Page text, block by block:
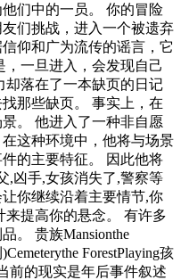
们中的一员。 你的冒险
们挑战，进入一个被遗弃
仰和广为流传的谣言，它
一旦进入，会发现自己
却落在了一本缺页的日记
那些缺页。 事实上，在
。 他进入了一种非自愿
这种环境中，他将与场景
的主要特征。 因此他将
,凶手,女孩消失了,警察等
你继续沿着主要情节,你
提高你的悬念。 有许多
。 贵族Mansionthe
ForestPlaying孩
前的现实是年后事件叙述